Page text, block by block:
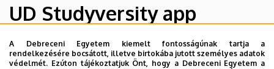
UD Studyversity app
Engedd meg, hogy figyelmedbe ajánljuk a Debreceni
Egyetem új applikációját, melyet hallgatói számára
A Debreceni Egyetem kiemelt fontosságúnak tartja a
rendelkezésére bocsátott, illetve birtokába jutott személyes adatok
védelmét. Ezúton tájékoztatjuk Önt, hogy a Debreceni Egyetem a